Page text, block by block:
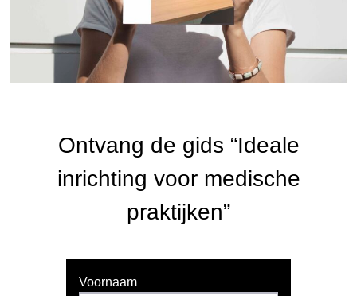
Ontvang de gids “Ideale
inrichting voor medische
praktijken”
Voornaam